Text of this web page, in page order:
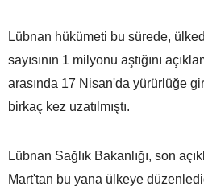
Lübnan hükümeti bu sürede,
sayısının 1 milyonu aştığını
arasında 17 Nisan'da yürürlüğe
birkaç kez uzatılmıştı.
Lübnan Sağlık Bakanlığı, son
Mart'tan bu yana ülkeye